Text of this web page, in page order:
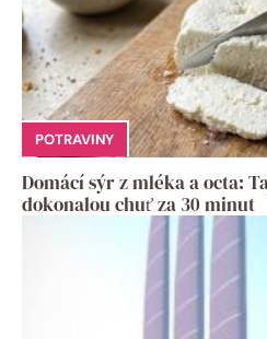
POTRAVINY
Domácí sýr z mléka a octa:
dokonalou chuť za 30 minut